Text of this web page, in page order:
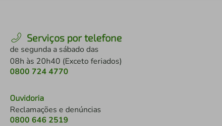
Serviços por telefone
de segunda a sábado das
08h às 20h40 (Exceto feriados)
0800 724 4770
Ouvidoria
Reclamações e denúncias
0800 646 2519